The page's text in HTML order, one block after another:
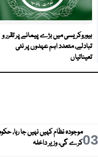
بیوروکریسی میں بڑے پیمانے پر تقرر و
تبادلے، متعدد اہم عہدوں پر نئی
تعیناتیاں
03موجودہ نظام کہیں نہیں جا رہا،
کرے گی، وزیر داخلہ